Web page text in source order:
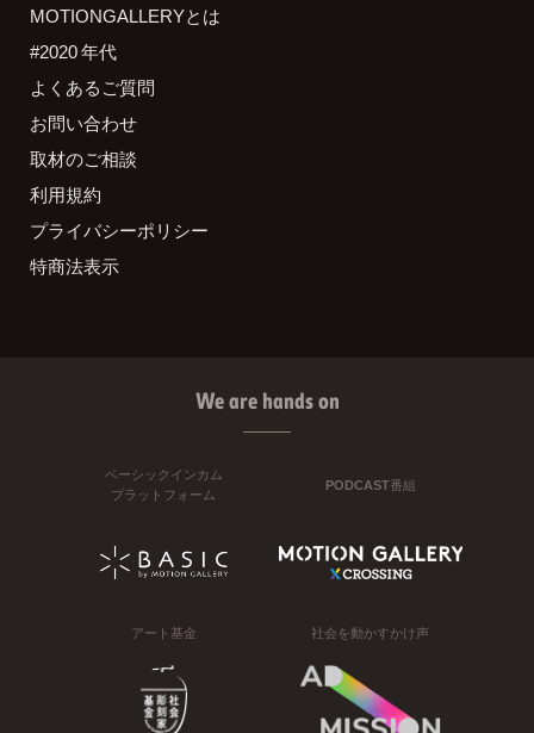
MOTIONGALLERYとは
#2020 年代
よくあるご質問
お問い合わせ
取材のご相談
利用規約
プライバシーポリシー
特商法表示
We are hands on
ベーシックインカム
プラットフォーム
PODCAST番組
アート基金 社会を動かすかけ声